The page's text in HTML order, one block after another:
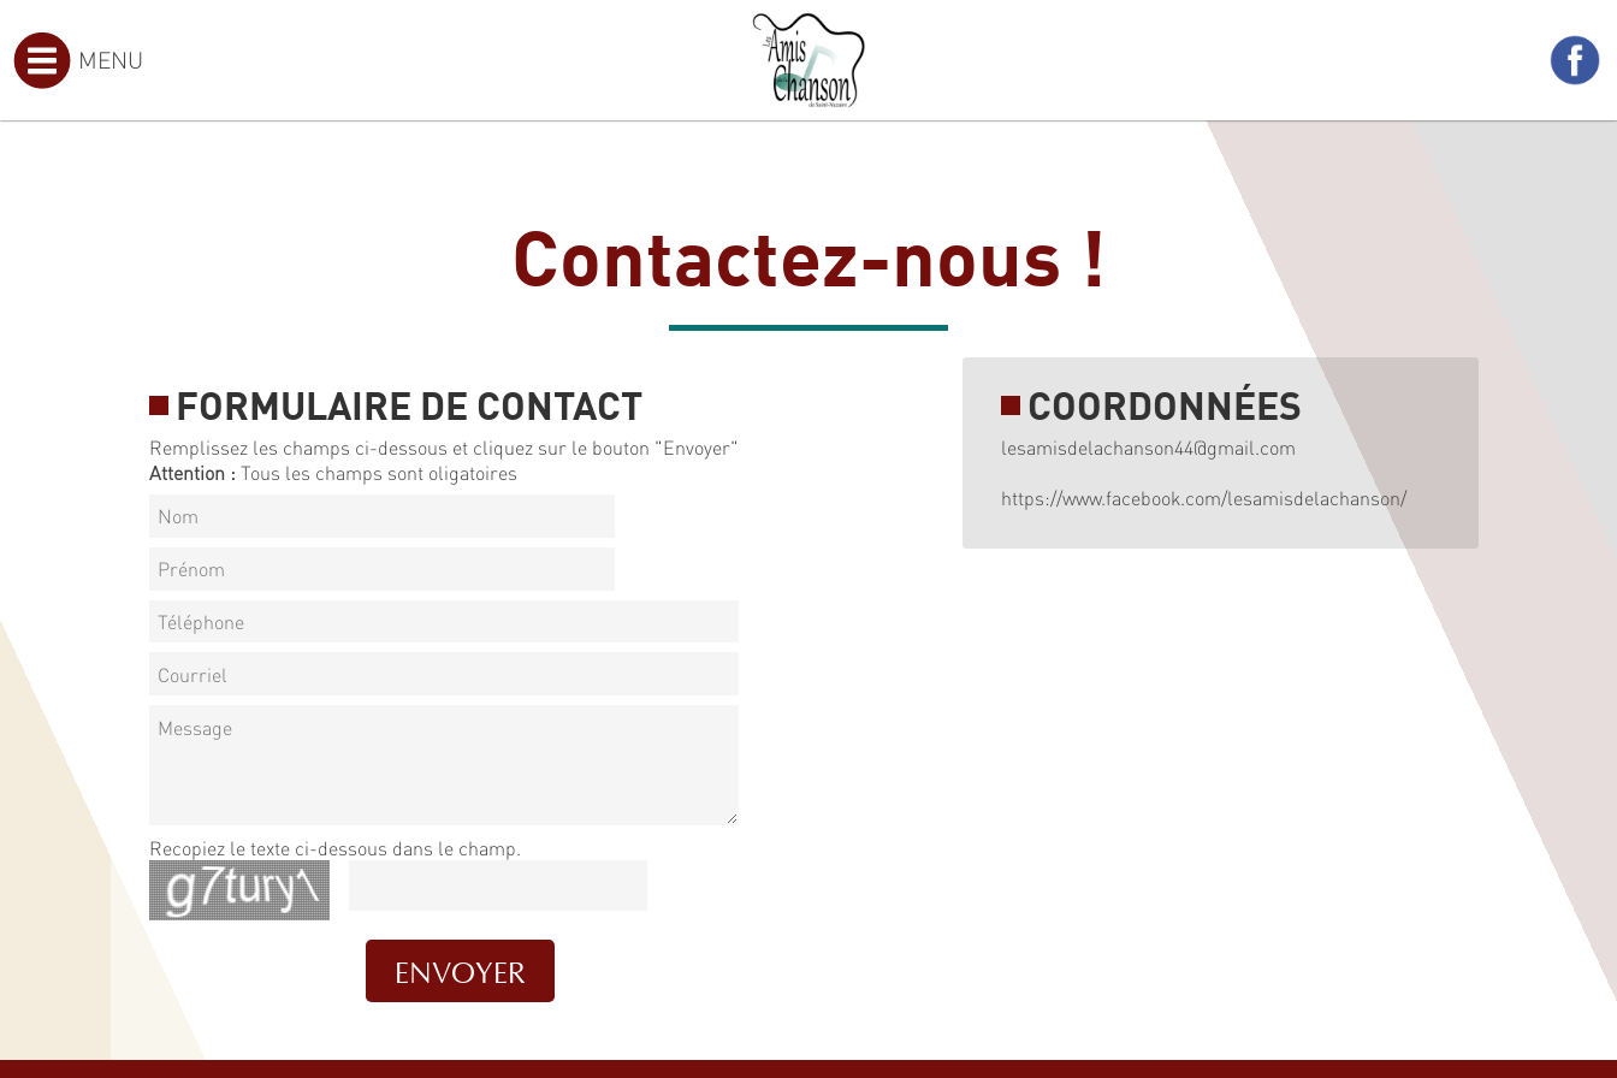
MENU
Contactez-nous !
COORDONNÉES
lesamisdelachanson44@gmail.com
https://www.facebook.com/lesamisdelachanson/
FORMULAIRE DE CONTACT
Remplissez les champs ci-dessous et cliquez sur le bouton "Envoyer"
Attention : Tous les champs sont oligatoires
Recopiez le texte ci-dessous dans le champ.